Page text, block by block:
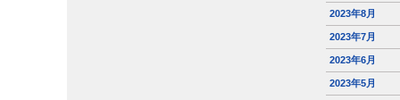
2023年8月
2023年7月
2023年6月
2023年5月